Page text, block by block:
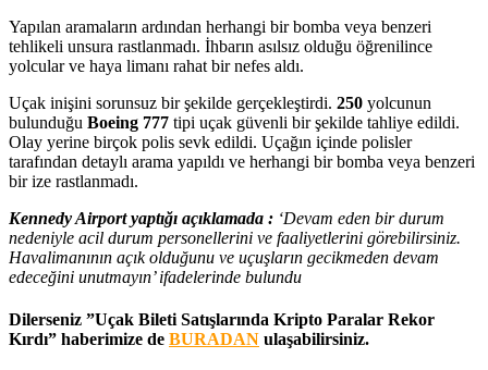
Yapılan aramaların ardından herhangi bir bomba veya benzeri
tehlikeli unsura rastlanmadı. İhbarın asılsız olduğu öğrenilince
yolcular ve haya limanı rahat bir nefes aldı.
Uçak inişini sorunsuz bir şekilde gerçekleştirdi. 250 yolcunun
bulunduğu Boeing 777 tipi uçak güvenli bir şekilde tahliye edildi.
Olay yerine birçok polis sevk edildi. Uçağın içinde polisler
tarafından detaylı arama yapıldı ve herhangi bir bomba veya benzeri
bir ize rastlanmadı.
Kennedy Airport yaptığı açıklamada : ‘Devam eden bir durum
nedeniyle acil durum personellerini ve faaliyetlerini görebilirsiniz.
Havalimanının açık olduğunu ve uçuşların gecikmeden devam
edeceğini unutmayın’ ifadelerinde bulundu
Dilerseniz ”Uçak Bileti Satışlarında Kripto Paralar Rekor
Kırdı” haberimize de BURADAN ulaşabilirsiniz.